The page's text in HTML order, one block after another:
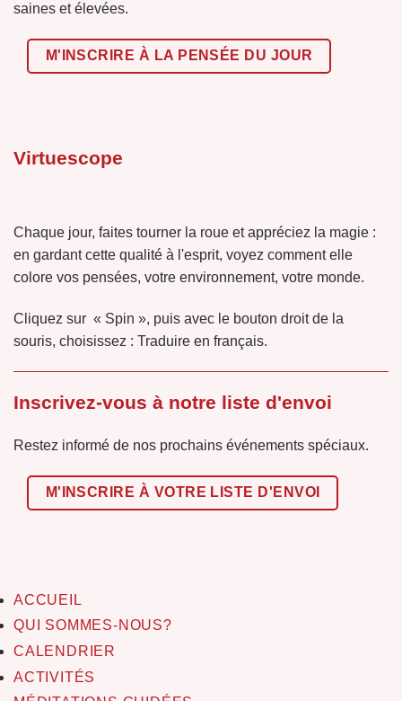
saines et élevées.
M'INSCRIRE À LA PENSÉE DU JOUR
Virtuescope
Chaque jour, faites tourner la roue et appréciez la magie :
en gardant cette qualité à l'esprit, voyez comment elle
colore vos pensées, votre environnement, votre monde.
Cliquez sur « Spin », puis avec le bouton droit de la
souris, choisissez : Traduire en français.
Inscrivez-vous à notre liste d'envoi
Restez informé de nos prochains événements spéciaux.
M'INSCRIRE À VOTRE LISTE D'ENVOI
ACCUEIL
QUI SOMMES-NOUS?
CALENDRIER
ACTIVITÉS